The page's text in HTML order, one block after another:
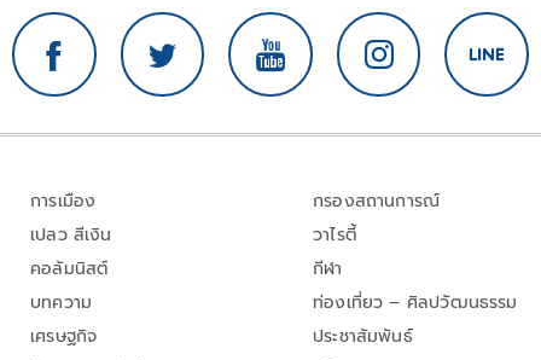
การเมือง
เปลว สีเงิน
คอลัมนิสต์
บทความ
เศรษฐกิจ
กรองสถานการณ์
วาไรตี้
กีฬา
ท่องเที่ยว – ศิลปวัฒนธรรม
ประชาสัมพันธ์